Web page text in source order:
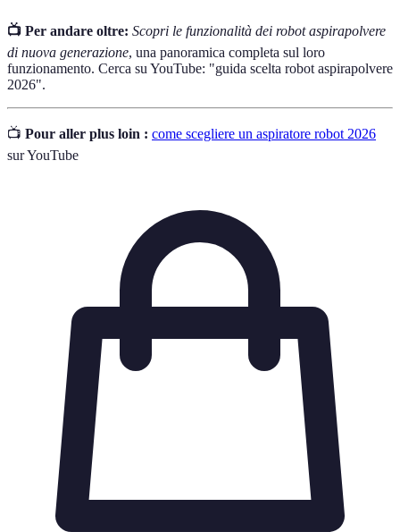
📺 Per andare oltre: Scopri le funzionalità dei robot aspirapolvere
di nuova generazione, una panoramica completa sul loro
funzionamento. Cerca su YouTube: "guida scelta robot aspirapolvere
2026".
📺 Pour aller plus loin : come scegliere un aspiratore robot 2026
sur YouTube